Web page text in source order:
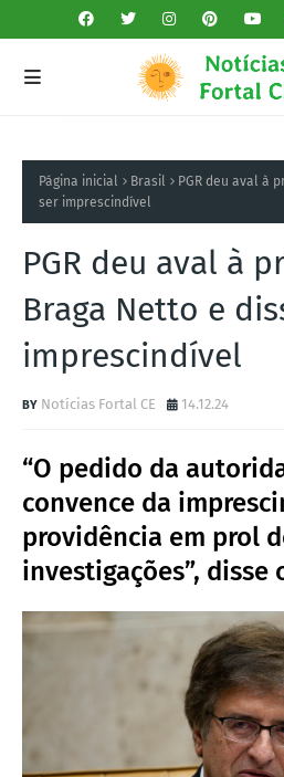
Página inicial Brasil
PGR deu aval à
ser imprescindível
PGR deu aval à
Braga Netto e
imprescindível
Notícias Fortal CE 14.12.24
“O pedido da
convence da
providência em prol
investigações”, disse